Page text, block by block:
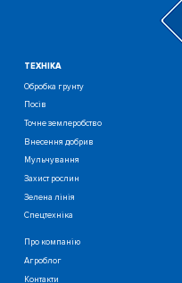
ТЕХНIКА
Обробка грунту
Посiв
Точне землеробство
Внесення добрив
Мульчування
Захист рослин
Зелена лінія
Спецтехніка
Про компанію
Агроблог
Контакти